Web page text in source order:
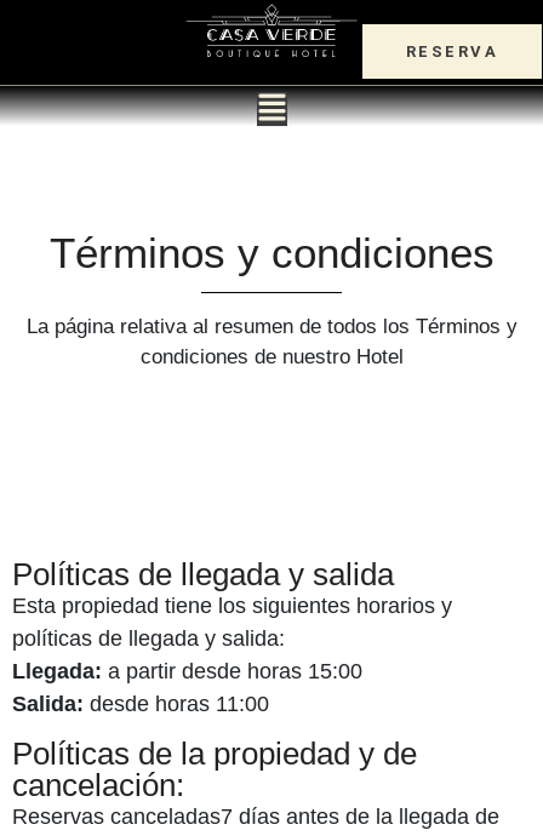
RESERVA
Términos y condiciones
La página relativa al resumen de todos los Términos y
condiciones de nuestro Hotel
Políticas de llegada y salida
Esta propiedad tiene los siguientes horarios y
políticas de llegada y salida:
Llegada: a partir desde horas 15:00
Salida: desde horas 11:00
Políticas de la propiedad y de
cancelación:
Reservas canceladas7 días antes de la llegada de